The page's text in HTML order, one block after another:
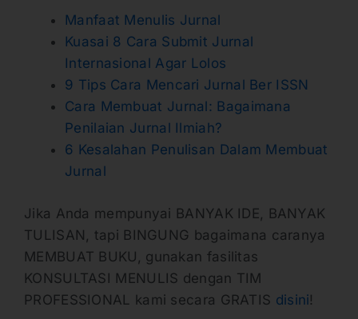
Manfaat Menulis Jurnal
Kuasai 8 Cara Submit Jurnal
Internasional Agar Lolos
9 Tips Cara Mencari Jurnal Ber ISSN
Cara Membuat Jurnal: Bagaimana
Penilaian Jurnal Ilmiah?
6 Kesalahan Penulisan Dalam Membuat
Jurnal
Jika Anda mempunyai BANYAK IDE, BANYAK
TULISAN, tapi BINGUNG bagaimana caranya
MEMBUAT BUKU, gunakan fasilitas
KONSULTASI MENULIS dengan TIM
PROFESSIONAL kami secara GRATIS disini!